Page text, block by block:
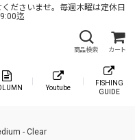
ださいませ。毎週木曜は定休日
迄
商品検索 カート
Youtube
FISHING
GUIDE
- Clear